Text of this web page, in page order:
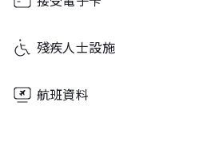
Sunday
殘疾人士設施
航班資料